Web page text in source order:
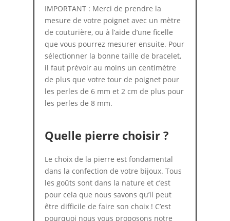
IMPORTANT : Merci de prendre la
mesure de votre poignet avec un mètre
de couturière, ou à l’aide d’une ficelle
que vous pourrez mesurer ensuite. Pour
sélectionner la bonne taille de bracelet,
il faut prévoir au moins un centimètre
de plus que votre tour de poignet pour
les perles de 6 mm et 2 cm de plus pour
les perles de 8 mm.
Quelle pierre choisir ?
Le choix de la pierre est fondamental
dans la confection de votre bijoux. Tous
les goûts sont dans la nature et c’est
pour cela que nous savons qu’il peut
être difficile de faire son choix ! C’est
pourquoi nous vous proposons notre